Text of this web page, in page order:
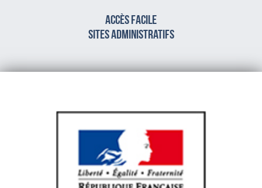
Accès facile
sites administratifs